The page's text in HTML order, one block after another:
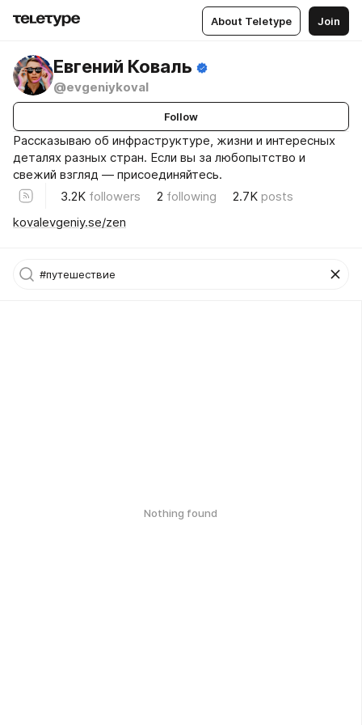
About Teletype Join
Евгений Коваль
@evgeniykoval
Follow
Рассказываю об инфраструктуре, жизни и интересных
деталях разных стран. Если вы за любопытство и
свежий взгляд — присоединяйтесь.
3.2K followers 2 following 2.7K posts
kovalevgeniy.se/zen
Nothing found